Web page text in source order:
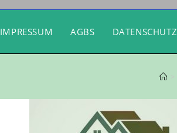
IMPRESSUM AGBS DATENSCHUTZ